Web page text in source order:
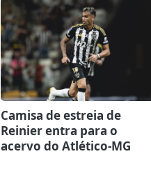
Camisa de estreia de
Reinier entra para o
acervo do Atlético-MG